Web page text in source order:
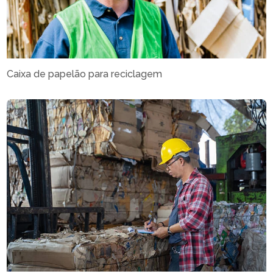
Caixa de papelão para reciclagem